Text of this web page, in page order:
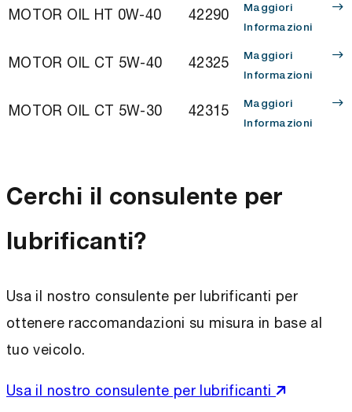
MOTOR OIL HT 0W-40 42290
Maggiori
Informazioni
MOTOR OIL CT 5W-40 42325
Maggiori
Informazioni
MOTOR OIL CT 5W-30 42315
Maggiori
Informazioni
Cerchi il consulente per
lubrificanti?
Usa il nostro consulente per lubrificanti per
ottenere raccomandazioni su misura in base al
tuo veicolo.
Usa il nostro consulente per lubrificanti